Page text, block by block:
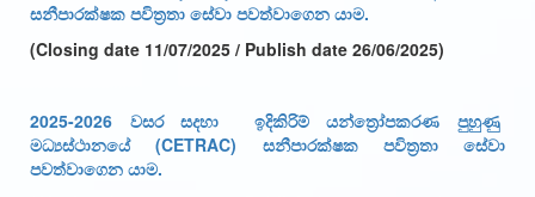
සනීපාරක්ෂක පවිත්‍රතා සේවා පවත්වාගෙන යාම.
(Closing date 11/07/2025 / Publish date 26/06/2025)
2025-2026 වසර සදහා ඉදිකිරිම් යන්ත්‍රෝපකරණ පුහුණු
මධ්‍යස්ථානයේ (CETRAC) සනීපාරක්ෂක පවිත්‍රතා සේවා
පවත්වාගෙන යාම.